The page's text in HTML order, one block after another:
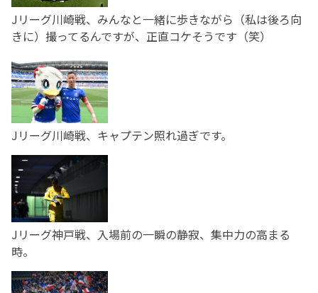
Jリーグ川崎戦、みんなと一緒に歩きながら（私は後ろ向
きに）撮ってるんですが、正直コケそうです（笑）
Jリーグ川崎戦、キャプテン照れ過ぎです。
Jリーグ神戸戦、入場前の一瞬の静寂、集中力の高まる
時。